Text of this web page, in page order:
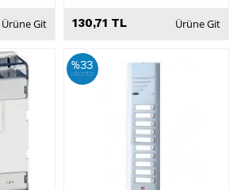
Ürüne Git 130,71 TL Ürüne Git
%33
iskonto